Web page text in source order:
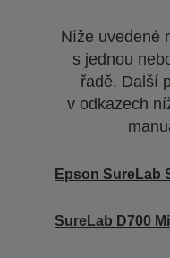
Níže uvedené
s jednou
řadě. Další
v odkazech
Epson SureLab
SureLab D700